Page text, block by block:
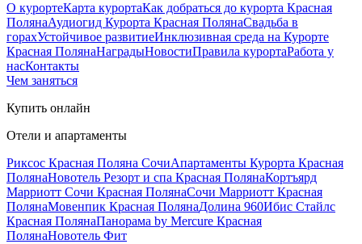
О курортеКарта курортаКак добраться до курорта Красная
ПолянаАудиогид Курорта Красная ПолянаСвадьба в
горахУстойчивое развитиеИнклюзивная среда на Курорте
Красная ПолянаНаградыНовостиПравила курортаРабота у
насКонтакты
Чем заняться
Купить онлайн
Отели и апартаменты
Риксос Красная Поляна СочиАпартаменты Курорта Красная
ПолянаНовотель Резорт и спа Красная ПолянаКортъярд
Марриотт Сочи Красная ПолянаСочи Марриотт Красная
ПолянаМовенпик Красная ПолянаДолина 960Ибис Стайлс
Красная ПолянаПанорама by Mercure Красная
ПолянаНовотель Фит